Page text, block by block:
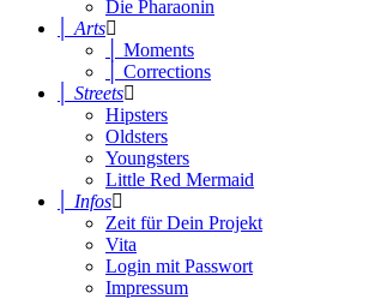
Die Pharaonin
│ Arts
│ Moments
│ Corrections
│ Streets
Hipsters
Oldsters
Youngsters
Little Red Mermaid
│ Infos
Zeit für Dein Projekt
Vita
Login mit Passwort
Impressum